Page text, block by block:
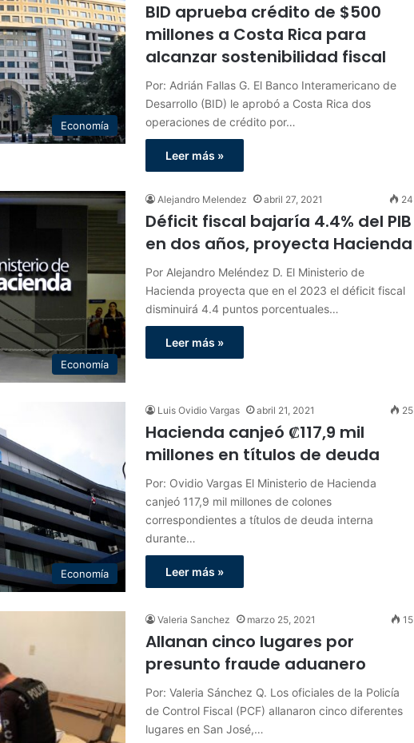
Economía
BID aprueba crédito de $500
millones a Costa Rica para
alcanzar sostenibilidad fiscal
Por: Adrián Fallas G. El Banco Interamericano de
Desarrollo (BID) le aprobó a Costa Rica dos
operaciones de crédito por…
Leer más »
Economía
Alejandro Melendez abril 27, 2021 24
Déficit fiscal bajaría 4.4% del PIB
en dos años, proyecta Hacienda
Por Alejandro Meléndez D. El Ministerio de
Hacienda proyecta que en el 2023 el déficit fiscal
disminuirá 4.4 puntos porcentuales…
Leer más »
Economía
Luis Ovidio Vargas abril 21, 2021 25
Hacienda canjeó ₡117,9 mil
millones en títulos de deuda
Por: Ovidio Vargas El Ministerio de Hacienda
canjeó 117,9 mil millones de colones
correspondientes a títulos de deuda interna
durante…
Leer más »
Valeria Sanchez marzo 25, 2021 15
Allanan cinco lugares por
presunto fraude aduanero
Por: Valeria Sánchez Q. Los oficiales de la Policía
de Control Fiscal (PCF) allanaron cinco diferentes
lugares en San José,…